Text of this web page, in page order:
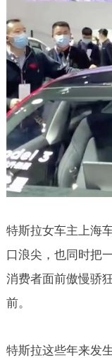
特斯拉女车主上海
口浪尖，也同时把
消费者面前傲慢骄
前。
特斯拉这些年来发